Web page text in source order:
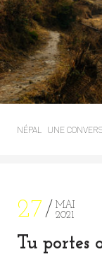
NÉPAL UNE
27
MAI
2021
Tu portes